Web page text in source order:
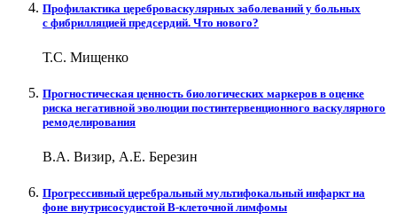
Профилактика цереброваскулярных заболеваний у больных
с фибрилляцией предсердий. Что нового?
Т.С. Мищенко
Прогностическая ценность биологических маркеров в оценке
риска негативной эволюции постинтервенционного васкулярного
ремоделирования
В.А. Визир, А.Е. Березин
Прогрессивный церебральный мультифокальный инфаркт на
фоне внутрисосудистой В-клеточной лимфомы